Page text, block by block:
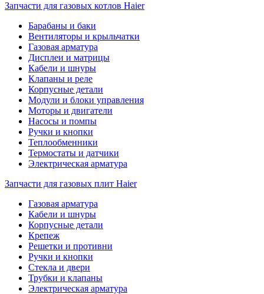
Запчасти для газовых котлов Haier
Барабаны и баки
Вентиляторы и крыльчатки
Газовая арматура
Дисплеи и матрицы
Кабели и шнуры
Клапаны и реле
Корпусные детали
Модули и блоки управления
Моторы и двигатели
Насосы и помпы
Ручки и кнопки
Теплообменники
Термостаты и датчики
Электрическая арматура
Запчасти для газовых плит Haier
Газовая арматура
Кабели и шнуры
Корпусные детали
Крепеж
Решетки и противни
Ручки и кнопки
Стекла и двери
Трубки и клапаны
Электрическая арматура